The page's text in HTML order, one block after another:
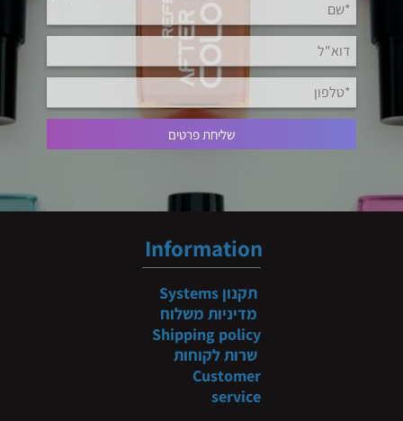
Information
תקנון Systems
מדיניות משלוח
Shipping policy
שרות לקוחות
Customer
service